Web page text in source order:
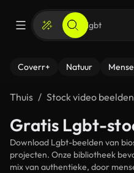
Coverr+ Natuur
Thuis Stock video beelden
Gratis Lgbt-
Download Lgbt-beelden van
projecten. Onze bibliotheek
mix van authentieke, door